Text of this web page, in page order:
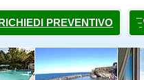
PREVENTIVO